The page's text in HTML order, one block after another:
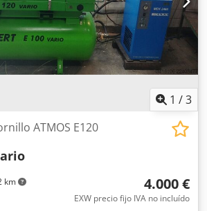
1 /3
km
ATMOS E120
4.000 €
EXW precio fijo IVA no incluído